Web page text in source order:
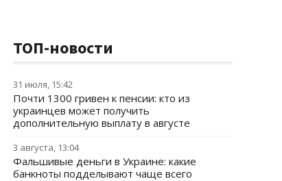
ТОП-новости
31 июля, 15:42
Почти 1300 гривен к пенсии: кто из
украинцев может получить
дополнительную выплату в августе
3 августа, 13:04
Фальшивые деньги в Украине: какие
банкноты подделывают чаще всего